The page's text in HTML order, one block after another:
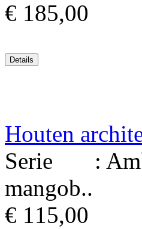
€ 185,00
Houten
Serie :
mangob..
€ 115,00